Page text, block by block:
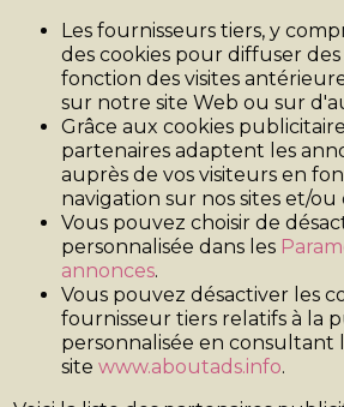
Les fournisseurs tiers, y
des cookies pour diffuser
fonction des visites
sur notre site Web ou sur
Grâce aux cookies
partenaires adaptent les
auprès de vos visiteurs en
navigation sur nos sites et/ou
Vous pouvez choisir de
personnalisée dans les
annonces.
Vous pouvez désactiver les
fournisseur tiers relatifs à la
personnalisée en consultant
site www.aboutads.info.